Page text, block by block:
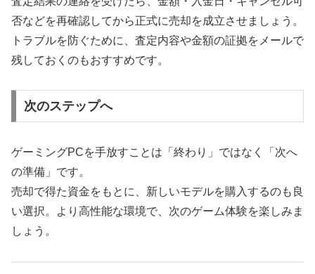
否などを再確認してから正式に売却を成立させましょう。
トラブルを防ぐために、査定内容や金額の証拠をメールで
残しておくのもおすすめです。
次のステップへ
ゲーミングPCを手放すことは「終わり」ではなく「次へ
の準備」です。
売却で得た資金をもとに、新しいモデルを購入するのも良
い選択。より高性能な環境で、次のゲーム体験を楽しみま
しょう。